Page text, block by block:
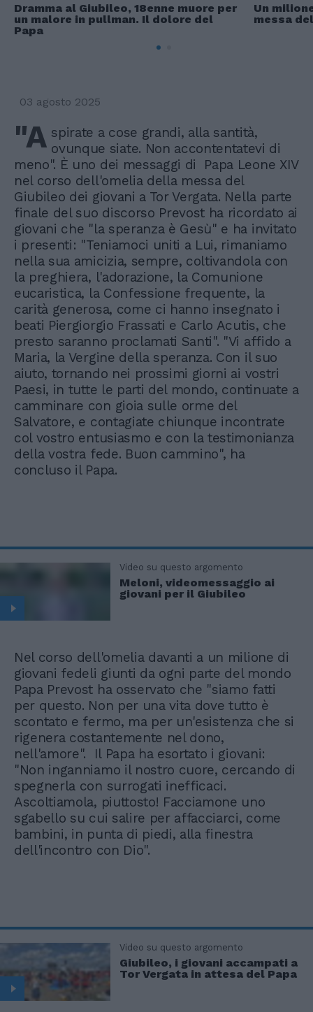
Dramma al Giubileo, 18enne muore per
un malore in pullman. Il dolore del
Papa
Un
messa
03 agosto 2025
"A spirate a cose grandi, alla santità,
ovunque siate. Non accontentatevi di
meno". È uno dei messaggi di Papa Leone XIV
nel corso dell'omelia della messa del
Giubileo dei giovani a Tor Vergata. Nella parte
finale del suo discorso Prevost ha ricordato ai
giovani che "la speranza è Gesù" e ha invitato
i presenti: "Teniamoci uniti a Lui, rimaniamo
nella sua amicizia, sempre, coltivandola con
la preghiera, l'adorazione, la Comunione
eucaristica, la Confessione frequente, la
carità generosa, come ci hanno insegnato i
beati Piergiorgio Frassati e Carlo Acutis, che
presto saranno proclamati Santi". "Vi affido a
Maria, la Vergine della speranza. Con il suo
aiuto, tornando nei prossimi giorni ai vostri
Paesi, in tutte le parti del mondo, continuate a
camminare con gioia sulle orme del
Salvatore, e contagiate chiunque incontrate
col vostro entusiasmo e con la testimonianza
della vostra fede. Buon cammino", ha
concluso il Papa.
Video su questo argomento
Meloni, videomessaggio ai
giovani per il Giubileo
Nel corso dell'omelia davanti a un milione di
giovani fedeli giunti da ogni parte del mondo
Papa Prevost ha osservato che "siamo fatti
per questo. Non per una vita dove tutto è
scontato e fermo, ma per un'esistenza che si
rigenera costantemente nel dono,
nell'amore". Il Papa ha esortato i giovani:
"Non inganniamo il nostro cuore, cercando di
spegnerla con surrogati inefficaci.
Ascoltiamola, piuttosto! Facciamone uno
sgabello su cui salire per affacciarci, come
bambini, in punta di piedi, alla finestra
dell'incontro con Dio".
Video su questo argomento
Giubileo, i giovani accampati a
Tor Vergata in attesa del Papa